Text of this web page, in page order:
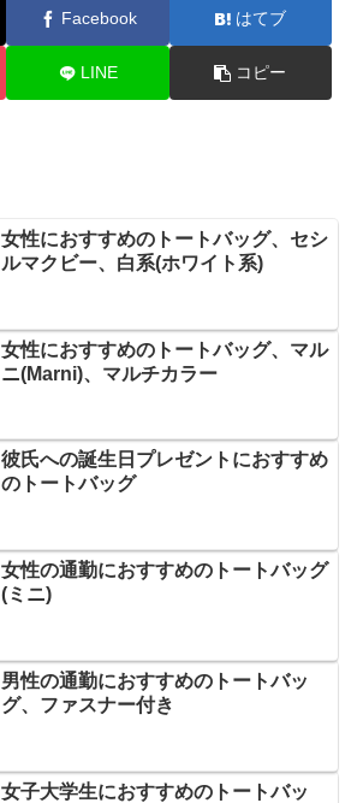
Facebook はてブ
LINE コピー
女性におすすめのトートバッグ、セシ
ルマクビー、白系(ホワイト系)
女性におすすめのトートバッグ、マル
ニ(Marni)、マルチカラー
彼氏への誕生日プレゼントにおすすめ
のトートバッグ
女性の通勤におすすめのトートバッグ
(ミニ)
男性の通勤におすすめのトートバッ
グ、ファスナー付き
女子大学生におすすめのトートバッ